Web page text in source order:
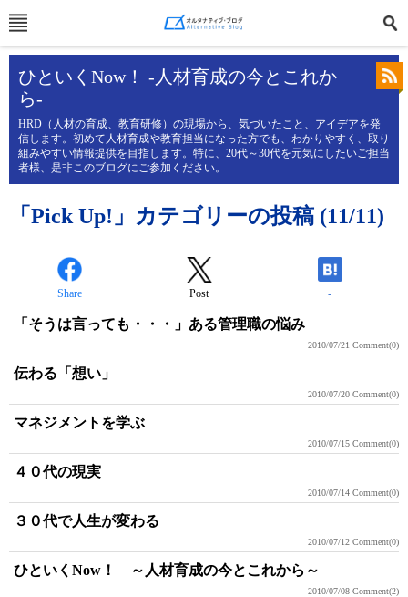
ひといくNow！ -人材育成の今とこれか
ら-
HRD（人材の育成、教育研修）の現場から、気づいたこと、アイデアを発
信します。初めて人材育成や教育担当になった方でも、わかりやすく、取り
組みやすい情報提供を目指します。特に、20代～30代を元気にしたいご担当
者様、是非このブログにご参加ください。
「Pick Up!」カテゴリーの投稿 (11/11)
Share Post -
「そうは言っても・・・」ある管理職の悩み
2010/07/21 Comment(0)
伝わる「想い」
2010/07/20 Comment(0)
マネジメントを学ぶ
2010/07/15 Comment(0)
４０代の現実
2010/07/14 Comment(0)
３０代で人生が変わる
2010/07/12 Comment(0)
ひといくNow！ ～人材育成の今とこれから～
2010/07/08 Comment(2)